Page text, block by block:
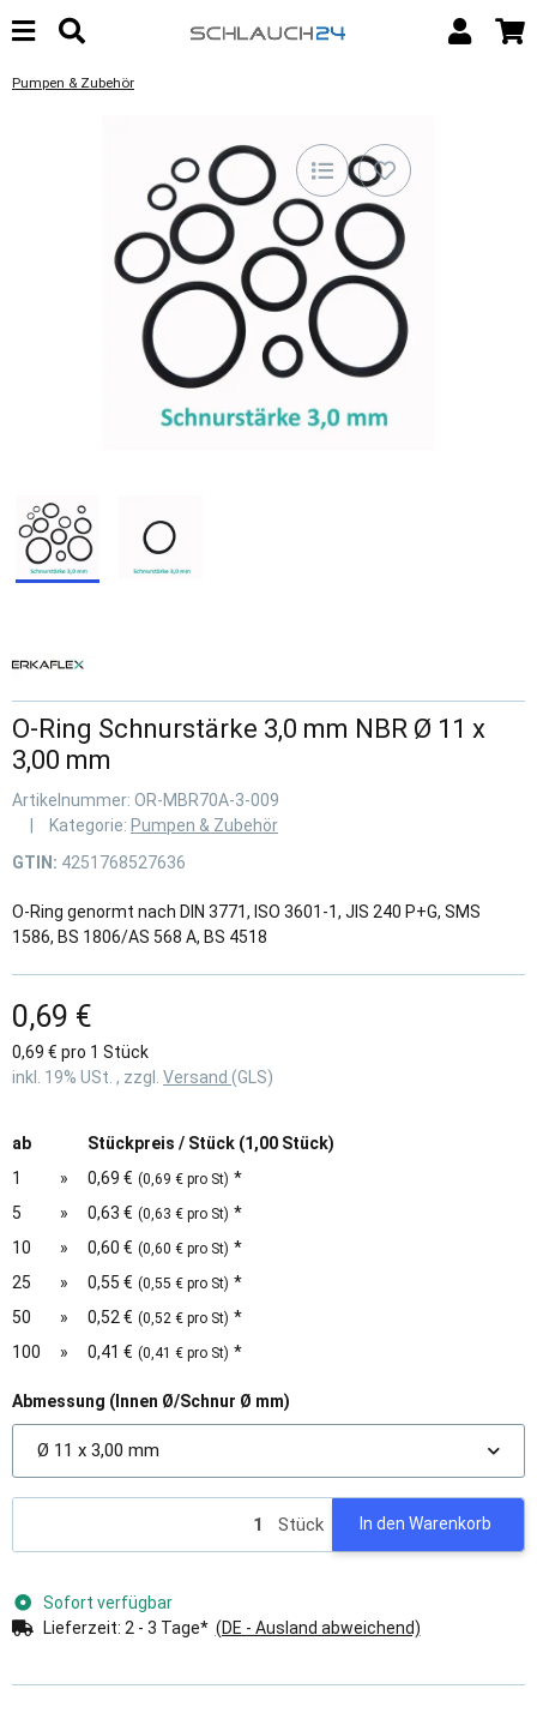
Pumpen & Zubehör
O-Ring Schnurstärke 3,0 mm NBR Ø 11 x
3,00 mm
Artikelnummer: OR-MBR70A-3-009
Kategorie: Pumpen & Zubehör
GTIN: 4251768527636
O-Ring genormt nach DIN 3771, ISO 3601-1, JIS 240 P+G, SMS
1586, BS 1806/AS 568 A, BS 4518
0,69 €
0,69 € pro 1 Stück
inkl. 19% USt. , zzgl. Versand (GLS)
ab
Stückpreis / Stück (1,00 Stück)
1
» 0,69 € (0,69 € pro St) *
5
» 0,63 € (0,63 € pro St) *
10
» 0,60 € (0,60 € pro St) *
25
» 0,55 € (0,55 € pro St) *
50
» 0,52 € (0,52 € pro St) *
100
» 0,41 € (0,41 € pro St) *
Abmessung (Innen Ø/Schnur Ø mm)
Ø 11 x 3,00 mm
Stück In den Warenkorb
Sofort verfügbar
Lieferzeit: 2 - 3 Tage* (DE - Ausland abweichend)